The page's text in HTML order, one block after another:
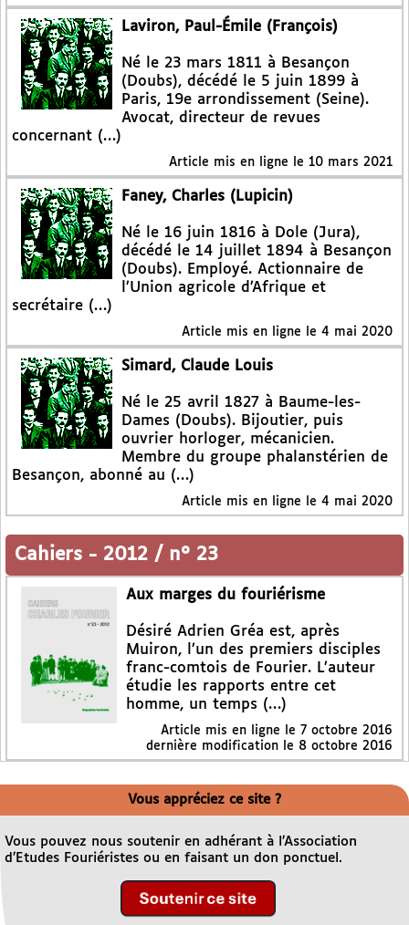
Laviron, Paul-Émile (François)
Né le 23 mars 1811 à Besançon
(Doubs), décédé le 5 juin 1899 à
Paris, 19e arrondissement (Seine).
Avocat, directeur de revues
concernant (…)
Article mis en ligne le 10 mars 2021
Faney, Charles (Lupicin)
Né le 16 juin 1816 à Dole (Jura),
décédé le 14 juillet 1894 à Besançon
(Doubs). Employé. Actionnaire de
l’Union agricole d’Afrique et
secrétaire (…)
Article mis en ligne le 4 mai 2020
Simard, Claude Louis
Né le 25 avril 1827 à Baume-les-
Dames (Doubs). Bijoutier, puis
ouvrier horloger, mécanicien.
Membre du groupe phalanstérien de
Besançon, abonné au (…)
Article mis en ligne le 4 mai 2020
Cahiers - 2012 / n° 23
Aux marges du fouriérisme
Désiré Adrien Gréa est, après
Muiron, l’un des premiers disciples
franc-comtois de Fourier. L’auteur
étudie les rapports entre cet
homme, un temps (…)
Article mis en ligne le 7 octobre 2016
dernière modification le 8 octobre 2016
Vous appréciez ce site ?
Vous pouvez nous soutenir en adhérant à l’Association
d’Etudes Fouriéristes ou en faisant un don ponctuel.